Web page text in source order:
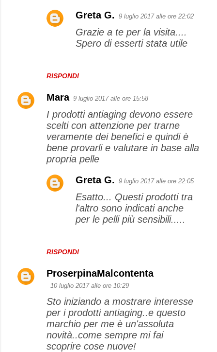
RISPONDI
Greta G. 9 luglio 2017 alle ore 22:02
Grazie a te per la visita....
Spero di esserti stata utile
Mara 9 luglio 2017 alle ore 15:58
I prodotti antiaging devono essere
scelti con attenzione per trarne
veramente dei benefici e quindi è
bene provarli e valutare in base alla
propria pelle
RISPONDI
Greta G. 9 luglio 2017 alle ore 22:05
Esatto... Questi prodotti tra
l'altro sono indicati anche
per le pelli più sensibili.....
ProserpinaMalcontenta
10 luglio 2017 alle ore 10:29
Sto iniziando a mostrare interesse
per i prodotti antiaging..e questo
marchio per me è un'assoluta
novità..come sempre mi fai
scoprire cose nuove!